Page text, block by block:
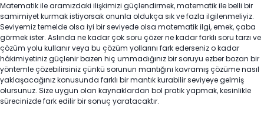
Matematik ile aramızdaki ilişkimizi güçlendirmek, matematik ile belli bir
samimiyet kurmak istiyorsak onunla oldukça sık ve fazla ilgilenmeliyiz.
Seviyemiz temelde olsa iyi bir seviyede olsa matematik ilgi, emek, çaba
görmek ister. Aslında ne kadar çok soru çözer ne kadar farklı soru tarzı ve
çözüm yolu kullanır veya bu çözüm yollarını fark ederseniz o kadar
hâkimiyetiniz güçlenir bazen hiç ummadığınız bir soruyu ezber bozan bir
yöntemle çözebilirsiniz çünkü sorunun mantığını kavramış çözüme nasıl
yaklaşacağınız konusunda farklı bir mantık kurabilir seviyeye gelmiş
olursunuz. Size uygun olan kaynaklardan bol pratik yapmak, kesinlikle
sürecinizde fark edilir bir sonuç yaratacaktır.